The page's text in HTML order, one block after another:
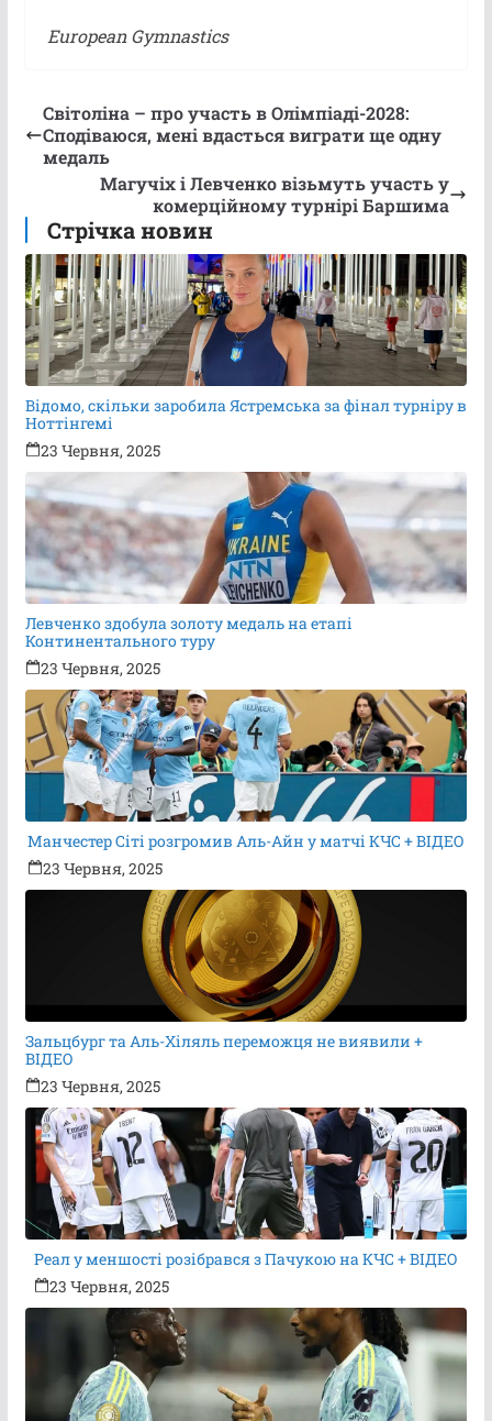
European Gymnastics
Світоліна – про участь в Олімпіаді-2028:
Сподіваюся, мені вдасться виграти ще одну
медаль
Магучіх і Левченко візьмуть участь у
комерційному турнірі Баршима
Стрічка новин
Відомо, скільки заробила Ястремська за фінал турніру в
Ноттінгемі
23 Червня, 2025
Левченко здобула золоту медаль на етапі
Континентального туру
23 Червня, 2025
Манчестер Сіті розгромив Аль-Айн у матчі КЧС + ВІДЕО
23 Червня, 2025
Зальцбург та Аль-Хіляль переможця не виявили +
ВІДЕО
23 Червня, 2025
Реал у меншості розібрався з Пачукою на КЧС + ВІДЕО
23 Червня, 2025